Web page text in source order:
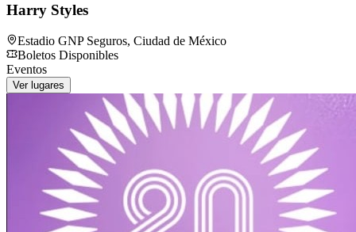
Harry Styles
Estadio GNP Seguros, Ciudad de México
Boletos Disponibles
Eventos
Ver lugares